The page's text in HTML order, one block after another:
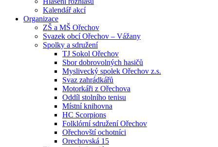
Kalendář akcí
Organizace
ZŠ a MŠ Ořechov
Svazek obcí Ořechov – Vážany
Spolky a sdružení
TJ Sokol Ořechov
Sbor dobrovolných hasičů
Myslivecký spolek Ořechov z.s.
Svaz zahrádkářů
Motorkáři z Ořechova
Oddíl stolního tenisu
Místní knihovna
HC Scorpions
Folklórní sdružení Ořechov
Ořechovští ochotníci
Orechovská 15